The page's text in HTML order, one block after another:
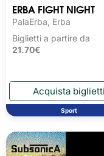
ERBA FIGHT NIGHT
PalaErba, Erba
Biglietti a partire da
21.70€
Sport